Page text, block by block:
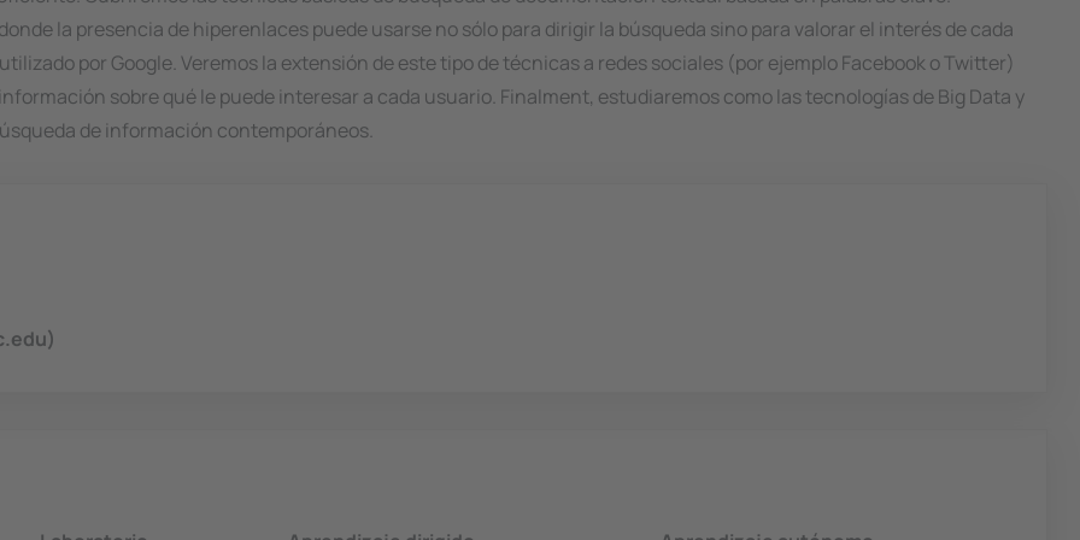
la presencia de hiperenlaces puede usarse no sólo para dirigir la búsqueda sino para valorar el interés de cada
por Google. Veremos la extensión de este tipo de técnicas a redes sociales (por ejemplo Facebook o Twitter)
sobre qué le puede interesar a cada usuario. Finalment, estudiaremos como las tecnologías de Big Data y
de información contemporáneos.